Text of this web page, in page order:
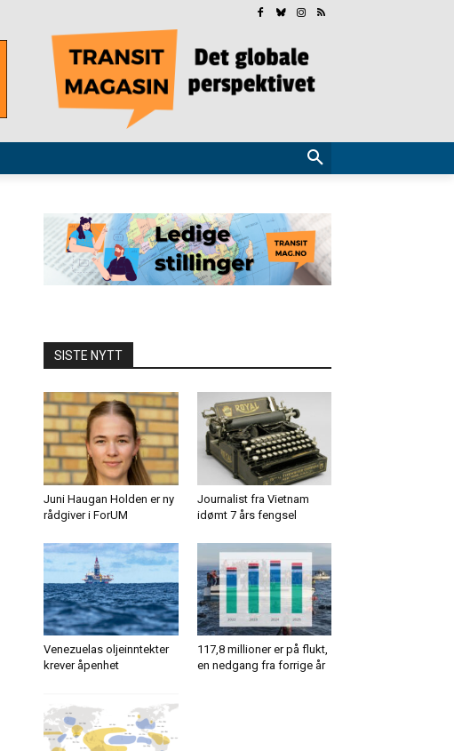
SISTE NYTT
Juni Haugan Holden er ny
rådgiver i ForUM
Journalist fra Vietnam
idømt 7 års fengsel
Venezuelas oljeinntekter
krever åpenhet
117,8 millioner er på flukt,
en nedgang fra forrige år